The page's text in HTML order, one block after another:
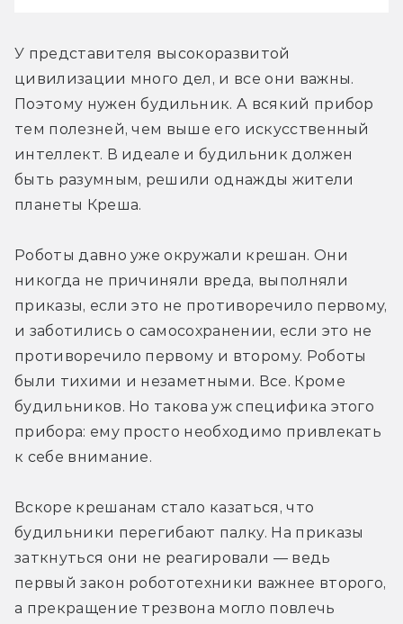
У представителя высокоразвитой
цивилизации много дел, и все они важны.
Поэтому нужен будильник. А всякий прибор
тем полезней, чем выше его искусственный
интеллект. В идеале и будильник должен
быть разумным, решили однажды жители
планеты Креша.
Роботы давно уже окружали крешан. Они
никогда не причиняли вреда, выполняли
приказы, если это не противоречило первому,
и заботились о самосохранении, если это не
противоречило первому и второму. Роботы
были тихими и незаметными. Все. Кроме
будильников. Но такова уж специфика этого
прибора: ему просто необходимо привлекать
к себе внимание.
Вскоре крешанам стало казаться, что
будильники перегибают палку. На приказы
заткнуться они не реагировали — ведь
первый закон робототехники важнее второго,
а прекращение трезвона могло повлечь